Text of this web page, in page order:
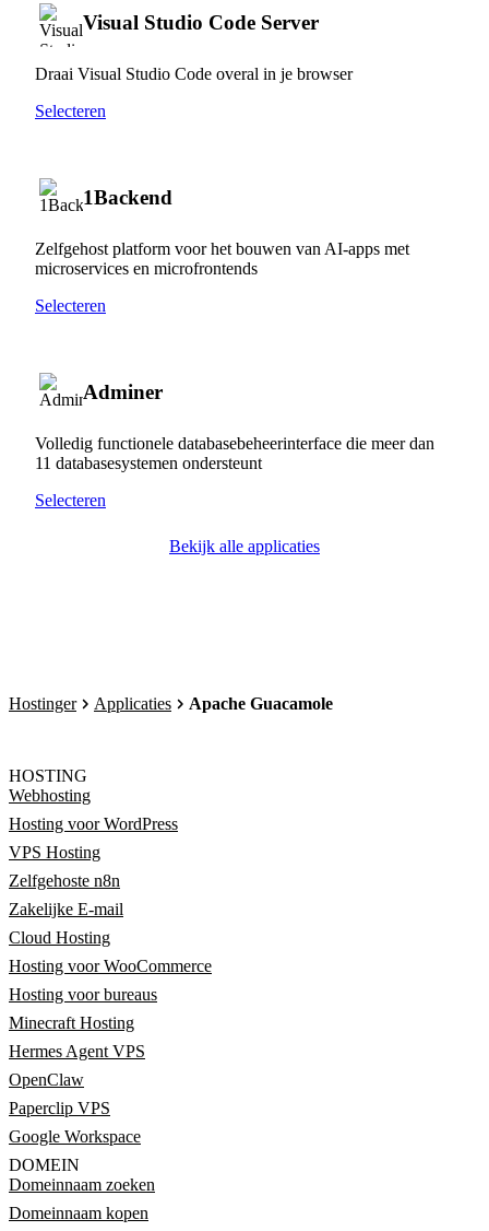
Visual Studio Code Server
Draai Visual Studio Code overal in je browser
Selecteren
1Backend
Zelfgehost platform voor het bouwen van AI-apps met
microservices en microfrontends
Selecteren
Adminer
Volledig functionele databasebeheerinterface die meer dan
11 databasesystemen ondersteunt
Selecteren
Bekijk alle applicaties
Hostinger Applicaties Apache Guacamole
HOSTING
Webhosting
Hosting voor WordPress
VPS Hosting
Zelfgehoste n8n
Zakelijke E-mail
Cloud Hosting
Hosting voor WooCommerce
Hosting voor bureaus
Minecraft Hosting
Hermes Agent VPS
OpenClaw
Paperclip VPS
Google Workspace
DOMEIN
Domeinnaam zoeken
Domeinnaam kopen